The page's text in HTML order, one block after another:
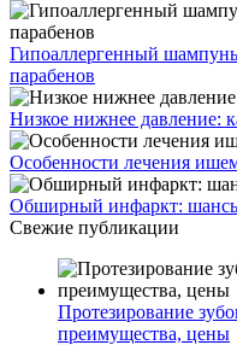
Гипоаллергенный
парабенов
Низкое нижнее давление:
Особенности лечения
Обширный инфаркт:
Свежие публикации
Протезирование
преимущества, цены